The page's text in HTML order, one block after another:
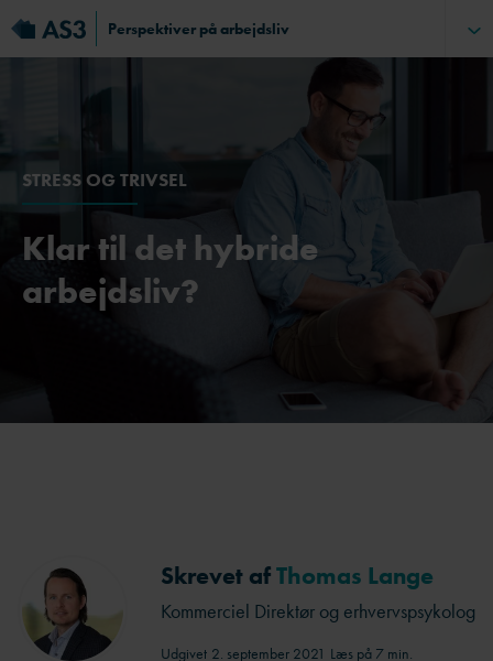
Perspektiver på arbejdsliv
STRESS OG TRIVSEL
Klar til det hybride
arbejdsliv?
Skrevet afThomas Lange
Kommerciel Direktør og erhvervspsykolog
Udgivet 2. september 2021 Læs på 7 min.